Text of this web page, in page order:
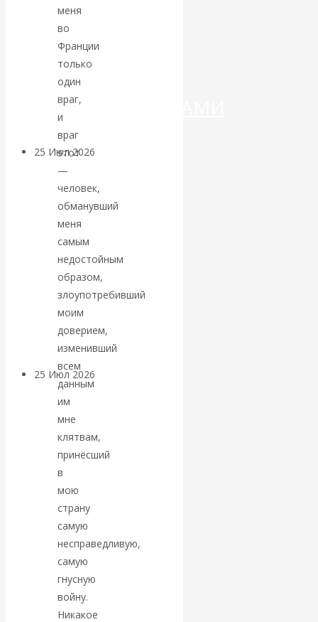
ДЕНЕГ»: КИТАЙ
ВЕДЁТ БОРЬБУ
КРИПТОВАЛЮТАМИ
25 Июл 2026
Валентин
КАтасонов.
Может ли
Америка
покинуть НАТО?
25 Июл 2026
интервью и беседы
«Об этом
молчат»:
экономист
Валентин
Катасонов
считает, что
меня
во
Франции
только
один
враг,
и
враг
этот
—
человек,
обманувший
меня
самым
недостойным
образом,
злоупотребивший
моим
доверием,
изменивший
всем
данным
им
мне
клятвам,
принёсший
в
мою
страну
самую
несправедливую,
самую
гнусную
войну.
Никакое